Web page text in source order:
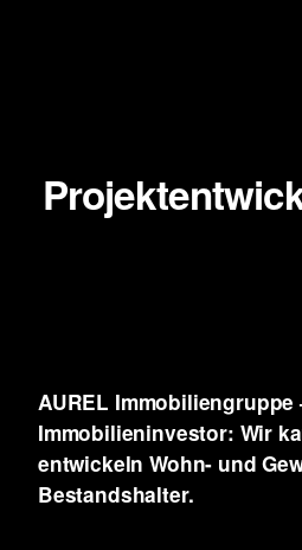
AUREL
Immobilieninvestor: Wir
entwickelnWohn- und
Bestandshalter.